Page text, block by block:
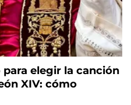
elegir la canción
XIV: cómo